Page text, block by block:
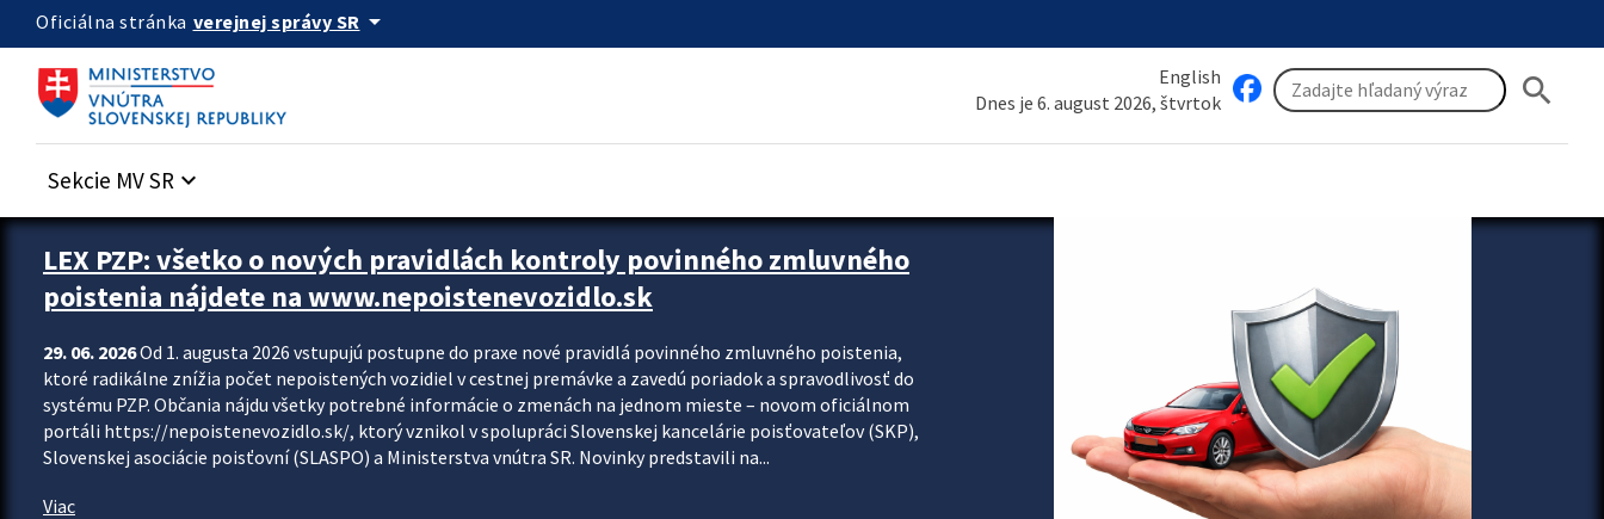
Preskocit na hlavný obsah
Oficiálna stránka verejnej správy SR arrow_drop_down
English
Dnes je 6. august 2026, štvrtok
search
Sekcie MV SR keyboard_arrow_down
Zastavit automatický posun upútavok
LEX PZP: všetko o nových pravidlách kontroly povinného zmluvného
poistenia nájdete na www.nepoistenevozidlo.sk
29. 06. 2026Od 1. augusta 2026 vstupujú postupne do praxe nové pravidlá povinného zmluvného poistenia,
ktoré radikálne znížia počet nepoistených vozidiel v cestnej premávke a zavedú poriadok a spravodlivosť do
systému PZP. Občania nájdu všetky potrebné informácie o zmenách na jednom mieste – novom oficiálnom
portáli https://nepoistenevozidlo.sk/, ktorý vznikol v spolupráci Slovenskej kancelárie poisťovateľov (SKP),
Slovenskej asociácie poisťovní (SLASPO) a Ministerstva vnútra SR. Novinky predstavili na...
Viac